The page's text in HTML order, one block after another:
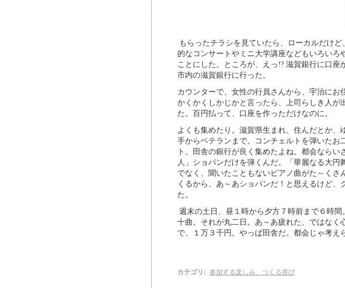
もらったチラシを見ていたら、ローカルだけ
的なコンサートやミニ大学講座などもいろい
ことにした。ところが、えっ !? 滋賀銀行に口座
市内の滋賀銀行に行った。
カウンターで、女性の行員さんから、宇治にお
かくかくしかじかと言ったら、上司らしき人が
た。百円払って、口座を作っただけなのに。
よくも集めたり。滋賀県生まれ、住んだとか
手からベテランまで。コンチェルトを弾いたお
ト。田舎の銀行が良く集めたよね。都会なら
人」ショパンだけを弾くんだ。「華麗なる大
でなく、聞いたこともないピアノ曲がた～くさ
くるから、あ～あショパンだ！と思えるけど
た。
週末の土日、昼１時から夕方７時前まで６時
十曲。それが丸二日。あ～あ疲れた、ではなく
で、１万３千円。やっぱ田舎だ。都会じゃ考え
カテゴリ : 参加する楽しみ、つくる喜び